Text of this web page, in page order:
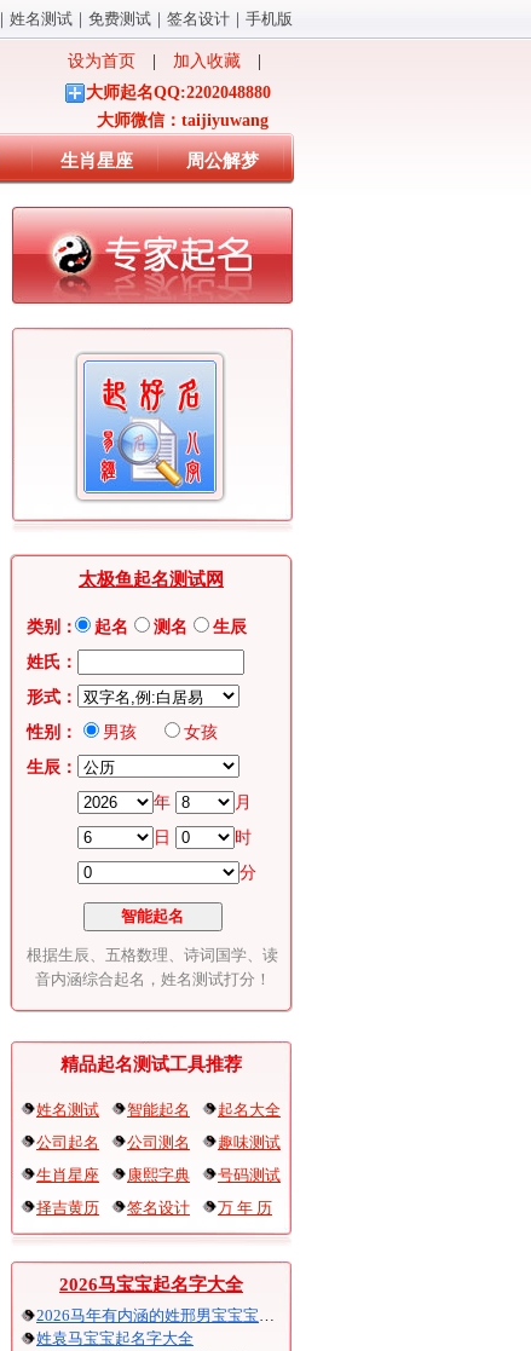
｜ 姓名测试 ｜ 免费测试 ｜ 签名设计 ｜ 手机版
设为首页 加入收藏
大师起名QQ:2202048880
大师微信：taijiyuwang
生肖星座 周公解梦
太极鱼起名测试网
类别： 起名 测名
生辰
姓氏：
形式：
性别：
男孩
女孩
生辰：
年
月
日
时
分
根据生辰、五格数理、诗词国学、读
音内涵综合起名，姓名测试打分！
精品起名测试工具推荐
姓名测试 智能起名
起名大全
公司起名
公司测名
趣味测试
生肖星座
康熙字典
号码测试
择吉黄历
签名设计 万 年 历
2026马宝宝起名字大全
2026马年有内涵的姓邢男宝宝宝起名
姓袁马宝宝起名字大全